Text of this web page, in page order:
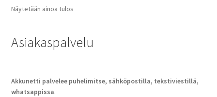
Näytetään ainoa tulos
Asiakaspalvelu
Akkunetti palvelee puhelimitse, sähköpostilla, tekstiviestillä,
whatsappissa.